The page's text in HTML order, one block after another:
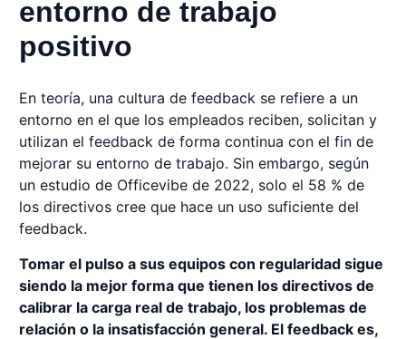
entorno de trabajo
positivo
En teoría, una cultura de feedback se refiere a un
entorno en el que los empleados reciben, solicitan y
utilizan el feedback de forma continua con el fin de
mejorar su entorno de trabajo. Sin embargo, según
un estudio de Officevibe de 2022, solo el 58 % de
los directivos cree que hace un uso suficiente del
feedback.
Tomar el pulso a sus equipos con regularidad sigue
siendo la mejor forma que tienen los directivos de
calibrar la carga real de trabajo, los problemas de
relación o la insatisfacción general. El feedback es,